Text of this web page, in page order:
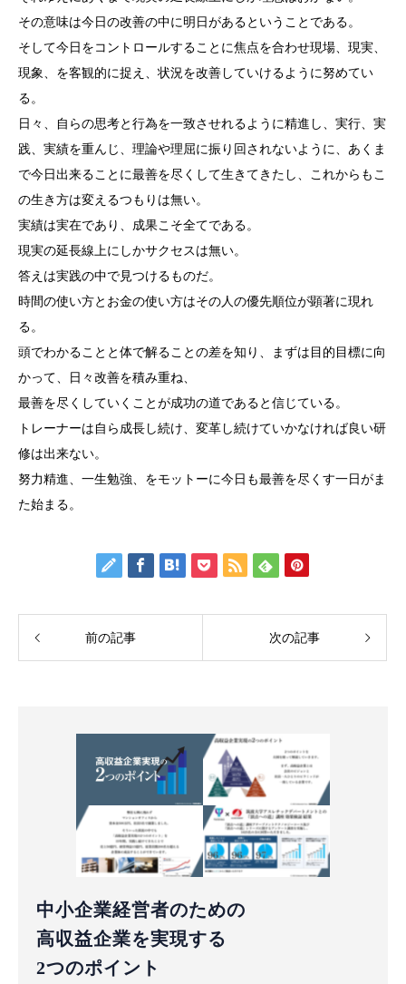
その意味は今日の改善の中に明日があるということである。
そして今日をコントロールすることに焦点を合わせ現場、現実、
現象、を客観的に捉え、状況を改善していけるように努めてい
る。
日々、自らの思考と行為を一致させれるように精進し、実行、実
践、実績を重んじ、理論や理屈に振り回されないように、あくま
で今日出来ることに最善を尽くして生きてきたし、これからもこ
の生き方は変えるつもりは無い。
実績は実在であり、成果こそ全てである。
現実の延長線上にしかサクセスは無い。
答えは実践の中で見つけるものだ。
時間の使い方とお金の使い方はその人の優先順位が顕著に現れ
る。
頭でわかることと体で解ることの差を知り、まずは目的目標に向
かって、日々改善を積み重ね、
最善を尽くしていくことが成功の道であると信じている。
トレーナーは自ら成長し続け、変革し続けていかなければ良い研
修は出来ない。
努力精進、一生勉強、をモットーに今日も最善を尽くす一日がま
た始まる。
前の記事 次の記事
中小企業経営者のための
高収益企業を実現する
2つのポイント